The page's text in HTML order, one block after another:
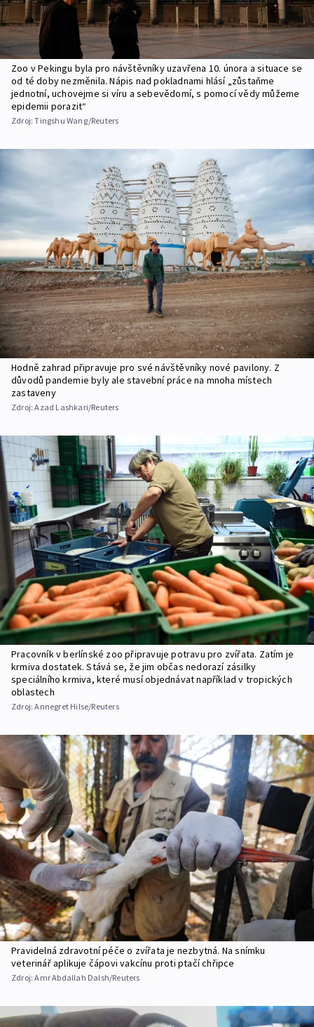
Zoo v Pekingu byla pro návštěvníky uzavřena 10. února a situace se
od té doby nezměnila. Nápis nad pokladnami hlásí „zůstaňme
jednotní, uchovejme si víru a sebevědomí, s pomocí vědy můžeme
epidemii porazit“
Zdroj:Tingshu Wang/Reuters
Hodně zahrad připravuje pro své návštěvníky nové pavilony. Z
důvodů pandemie byly ale stavební práce na mnoha místech
zastaveny
Zdroj:Azad Lashkari/Reuters
Pracovník v berlínské zoo připravuje potravu pro zvířata. Zatím je
krmiva dostatek. Stává se, že jim občas nedorazí zásilky
speciálního krmiva, které musí objednávat například v tropických
oblastech
Zdroj:Annegret Hilse/Reuters
Pravidelná zdravotní péče o zvířata je nezbytná. Na snímku
veterinář aplikuje čápovi vakcínu proti ptačí chřipce
Zdroj:Amr Abdallah Dalsh/Reuters